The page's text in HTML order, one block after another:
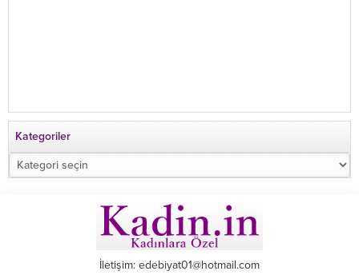
Kategoriler
Kategoriler
İletişim: edebiyat01@hotmail.com